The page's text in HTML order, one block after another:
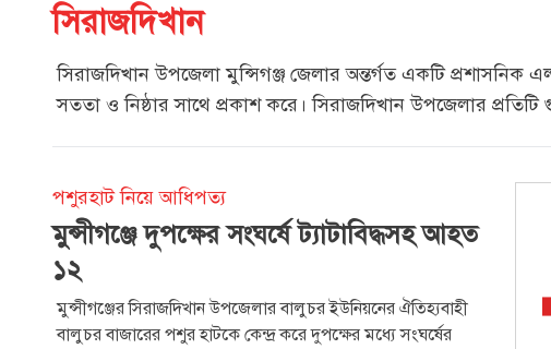
সিরাজদিখান
সিরাজদিখান উপজেলা মুন্সিগঞ্জ জেলার অন্তর্গত একটি প্রশাসনিক
সততা ও নিষ্ঠার সাথে প্রকাশ করে। সিরাজদিখান উপজেলার
পশুরহাট নিয়ে আধিপত্য
মুন্সীগঞ্জে দুপক্ষের সংঘর্ষে ট্যাটাবিদ্ধসহ আহত
১২
মুন্সীগঞ্জের সিরাজদিখান উপজেলার বালুচর ইউনিয়নের ঐতিহ্যবাহী
বালুচর বাজারের পশুর হাটকে কেন্দ্র করে দুপক্ষের মধ্যে সংঘর্ষের